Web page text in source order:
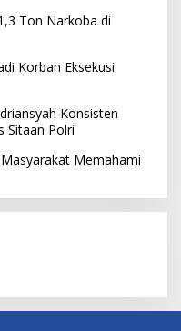
Ton Narkoba di
Korban Eksekusi
Konsisten
Sitaan Polri
Memahami